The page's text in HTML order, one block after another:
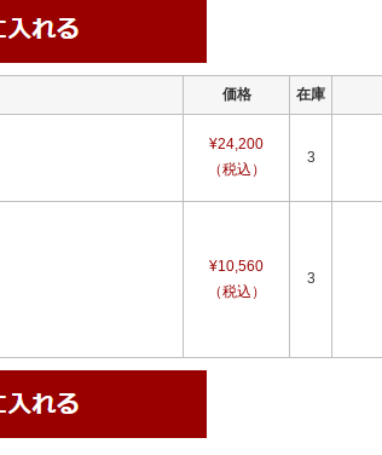
価格 在庫
¥24,200
（税込）
3
¥10,560
（税込）
3